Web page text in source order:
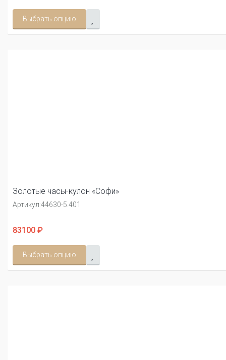
Выбрать опцию
Золотые часы-кулон «Софи»
Артикул:44630-5.401
83100 ₽
Выбрать опцию